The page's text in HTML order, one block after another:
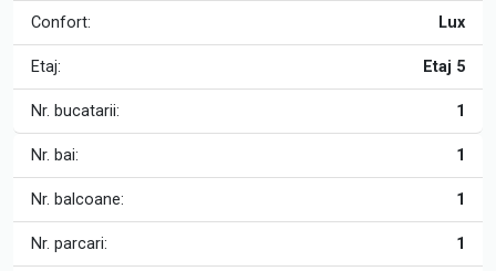
Confort: Lux
Etaj: Etaj 5
Nr. bucatarii: 1
Nr. bai: 1
Nr. balcoane: 1
Nr. parcari: 1